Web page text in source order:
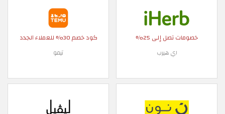
خصومات تصل إلى 25%
اي هيرب
كود خصم 30% للعملاء الجدد
تيمو